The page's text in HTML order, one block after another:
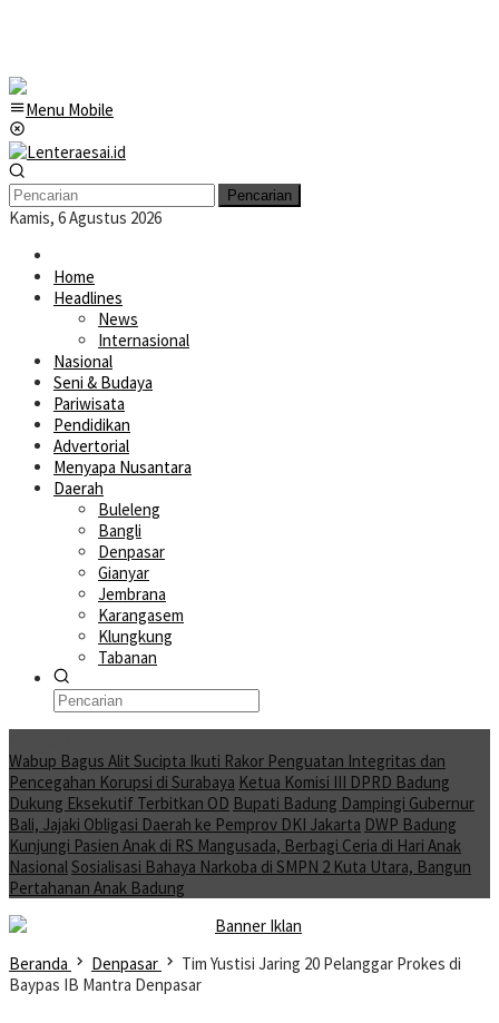
Menu Mobile
Pencarian
Kamis, 6 Agustus 2026
Home
Headlines
News
Internasional
Nasional
Seni & Budaya
Pariwisata
Pendidikan
Advertorial
Menyapa Nusantara
Daerah
Buleleng
Bangli
Denpasar
Gianyar
Jembrana
Karangasem
Klungkung
Tabanan
Wabup Bagus Alit Sucipta Ikuti Rakor Penguatan Integritas dan
Pencegahan Korupsi di Surabaya Ketua Komisi III DPRD Badung
Dukung Eksekutif Terbitkan OD Bupati Badung Dampingi Gubernur
Bali, Jajaki Obligasi Daerah ke Pemprov DKI Jakarta DWP Badung
Kunjungi Pasien Anak di RS Mangusada, Berbagi Ceria di Hari Anak
NasionalSosialisasi Bahaya Narkoba di SMPN 2 Kuta Utara, Bangun
Pertahanan Anak Badung
Beranda Denpasar
Tim Yustisi Jaring 20 Pelanggar Prokes di
Baypas IB Mantra Denpasar